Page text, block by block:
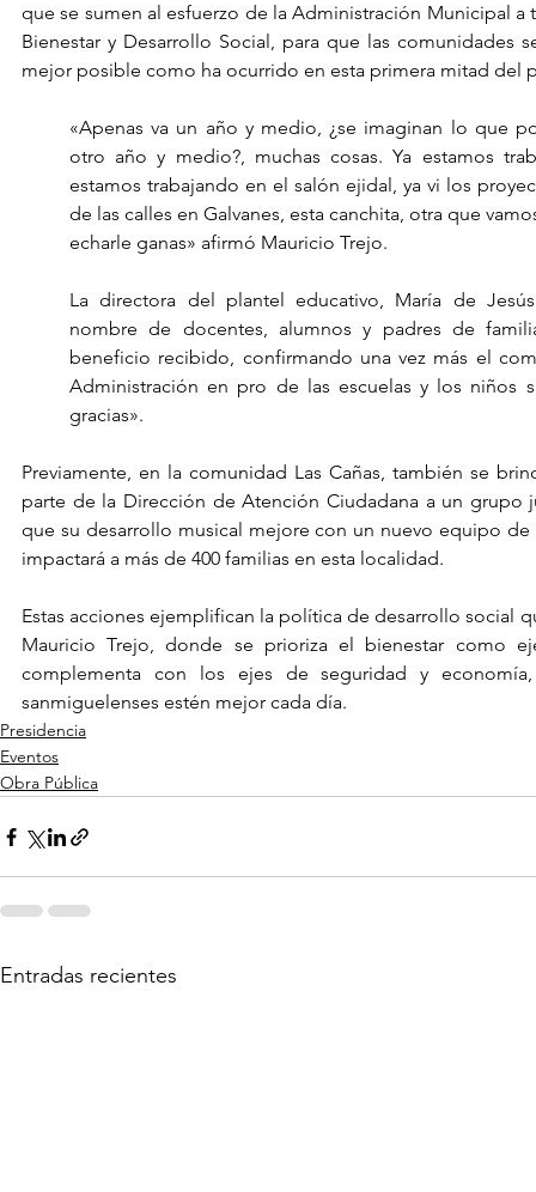
que se sumen al esfuerzo de la Administración Municipal a
Bienestar y Desarrollo Social, para que las comunidades
mejor posible como ha ocurrido en esta primera mitad del
«Apenas va un año y medio, ¿se imaginan lo que
otro año y medio?, muchas cosas. Ya estamos
estamos trabajando en el salón ejidal, ya vi los
de las calles en Galvanes, esta canchita, otra que
echarle ganas» afirmó Mauricio Trejo.
La directora del plantel educativo, María de
nombre de docentes, alumnos y padres de
beneficio recibido, confirmando una vez más el
Administración en pro de las escuelas y los niños
gracias».
Previamente, en la comunidad Las Cañas, también se
parte de la Dirección de Atención Ciudadana a un grupo
que su desarrollo musical mejore con un nuevo equipo
impactará a más de 400 familias en esta localidad.
Estas acciones ejemplifican la política de desarrollo social
Mauricio Trejo, donde se prioriza el bienestar como
complementa con los ejes de seguridad y
sanmiguelenses estén mejor cada día.
Presidencia
Eventos
Obra Pública
Entradas recientes